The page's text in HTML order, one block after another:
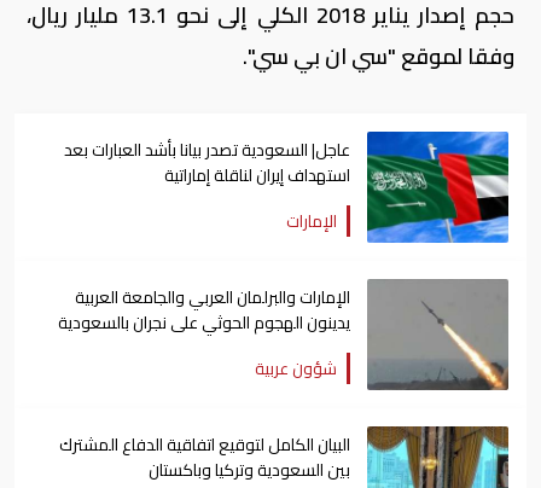
حجم إصدار يناير 2018 الكلي إلى نحو 13.1 مليار ريال،
وفقا لموقع "سي ان بي سي".
عاجل| السعودية تصدر بيانا بأشد العبارات بعد
استهداف إيران لناقلة إماراتية
الإمارات
الإمارات والبرلمان العربي والجامعة العربية
يدينون الهجوم الحوثي على نجران بالسعودية
شؤون عربية
البيان الكامل لتوقيع اتفاقية الدفاع المشترك
بين السعودية وتركيا وباكستان